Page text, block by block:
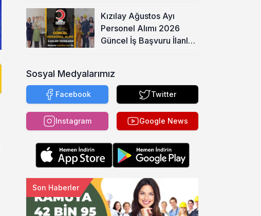
Kızılay Ağustos Ayı
Personel Alımı 2026
Güncel İş Başvuru İlanları
Sosyal Medyalarımız
Facebook Twitter
Instagram Google News
Son Haberler